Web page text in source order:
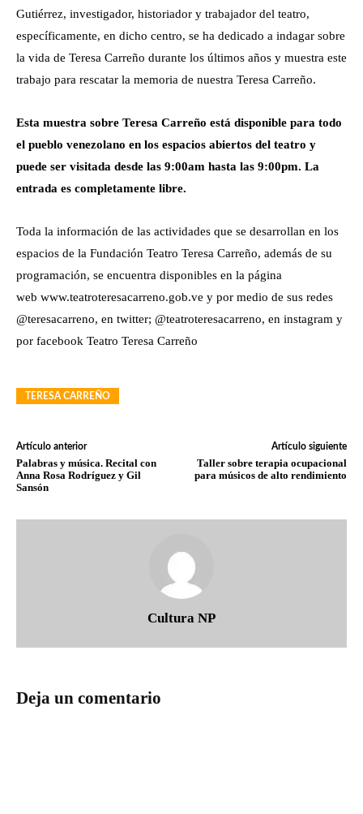
Gutiérrez, investigador, historiador y trabajador del teatro,
específicamente, en dicho centro, se ha dedicado a indagar sobre
la vida de Teresa Carreño durante los últimos años y muestra este
trabajo para rescatar la memoria de nuestra Teresa Carreño.
Esta muestra sobre Teresa Carreño está disponible para todo
el pueblo venezolano en los espacios abiertos del teatro y
puede ser visitada desde las 9:00am hasta las 9:00pm. La
entrada es completamente libre.
Toda la información de las actividades que se desarrollan en los
espacios de la Fundación Teatro Teresa Carreño, además de su
programación, se encuentra disponibles en la página
web www.teatroteresacarreno.gob.ve y por medio de sus redes
@teresacarreno, en twitter; @teatroteresacarreno, en instagram y
por facebook Teatro Teresa Carreño
TERESA CARREÑO
Artículo anterior
Palabras y música. Recital con
Anna Rosa Rodríguez y Gil
Sansón
Artículo siguiente
Taller sobre terapia ocupacional
para músicos de alto rendimiento
Cultura NP
Deja un comentario